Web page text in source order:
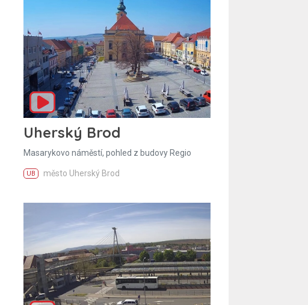
Uherský Brod
Masarykovo náměstí, pohled z budovy Regio
UB město Uherský Brod